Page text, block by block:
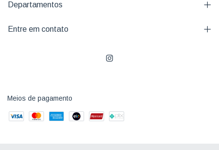
Departamentos
Entre em contato
Meios de pagamento